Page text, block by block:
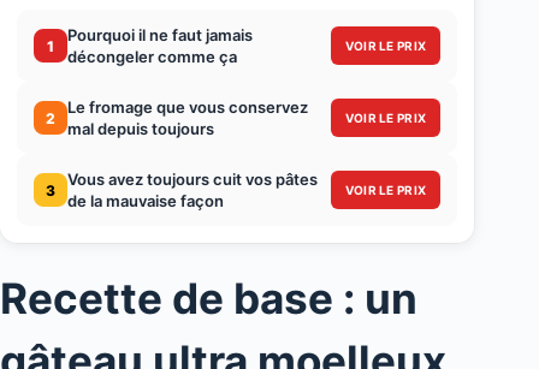
1
Pourquoi il ne faut jamais
décongeler comme ça
VOIR LE PRIX
2
Le fromage que vous conservez
mal depuis toujours
VOIR LE PRIX
3
Vous avez toujours cuit vos pâtes
de la mauvaise façon
VOIR LE PRIX
Recette de base : un